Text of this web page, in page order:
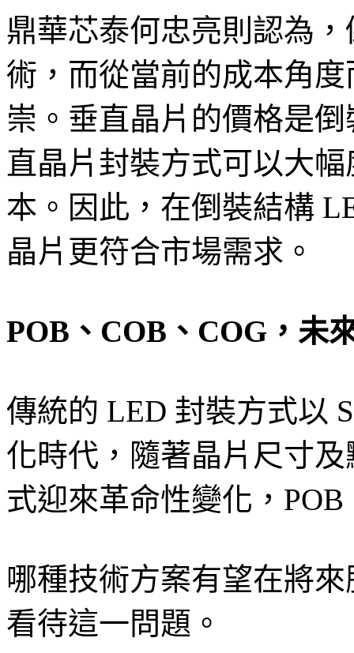
鼎華芯泰何忠亮則認為
術，而從當前的成本角
崇。垂直晶片的價格是
直晶片封裝方式可以大
本。因此，在倒裝結構
晶片更符合市場需求。
POB、COB、COG，未
傳統的 LED 封裝方式以
化時代，隨著晶片尺寸
式迎來革命性變化，
哪種技術方案有望在將
看待這一問題。